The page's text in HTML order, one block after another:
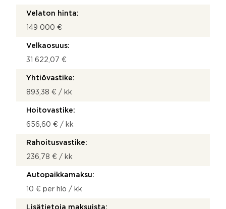
Velaton hinta:
149 000 €
Velkaosuus:
31 622,07 €
Yhtiövastike:
893,38 € / kk
Hoitovastike:
656,60 € / kk
Rahoitusvastike:
236,78 € / kk
Autopaikkamaksu:
10 € per hlö / kk
Lisätietoja maksuista: